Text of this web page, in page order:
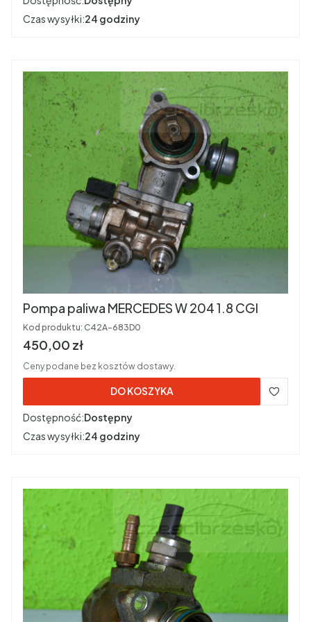
Czas wysyłki:24 godziny
Pompa paliwa MERCEDES W 204 1.8 CGI
Kod produktu: C42A-683D0
Cena brutto
450,00 zł
Ceny podane bez kosztów dostawy.
DO KOSZYKA
Dostępność:Dostępny
Czas wysyłki:24 godziny